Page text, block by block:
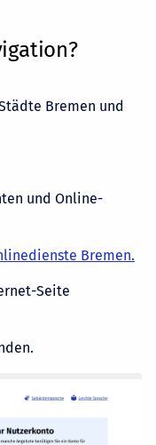
Bremen und
und Online-
Bremen.
Seite